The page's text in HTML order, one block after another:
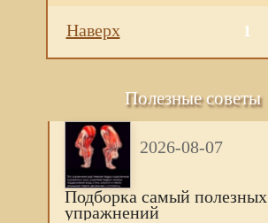
Наверх 1
Полезные советы
2026-08-07
Подборка самый полезных
упражнений